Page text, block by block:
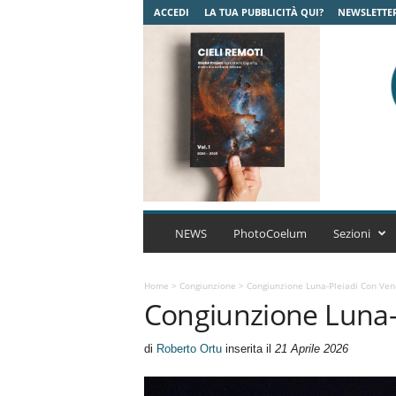
ACCEDI LA TUA PUBBLICITÀ QUI?
C
u
m
r
NEWS PhotoCoelum Sezioni
Home > Congiunzione > Congiunzione Luna-Pleiadi Con
Congiunzione
di Roberto Ortuinserita il 21 Aprile 2026